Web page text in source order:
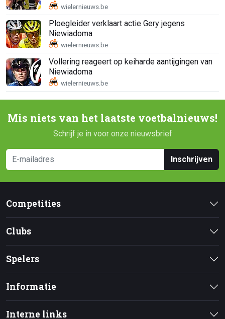
Ploegleider verklaart actie Gery jegens
Niewiadoma
Vollering reageert op keiharde aantijgingen van
Niewiadoma
Mis niets van het laatste voetbalnieuws!
Schrijf je in voor onze nieuwsbrief
Inschrijven
Competities
Clubs
Spelers
Informatie
Interne links